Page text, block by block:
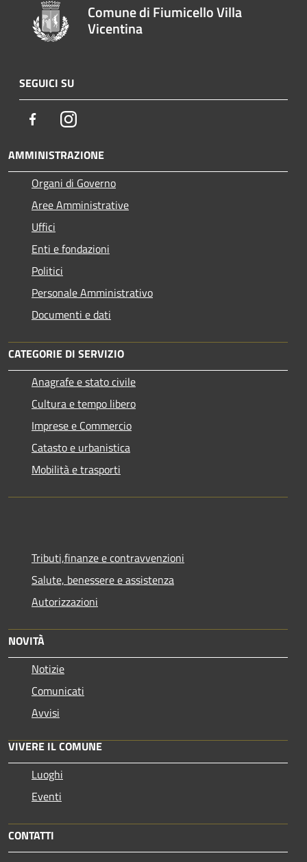
Comune di Fiumicello Villa
Vicentina
SEGUICI SU
FacebookInstagram
AMMINISTRAZIONE
Organi di Governo
Aree Amministrative
Uffici
Enti e fondazioni
Politici
Personale Amministrativo
Documenti e dati
CATEGORIE DI SERVIZIO
Anagrafe e stato civile
Cultura e tempo libero
Imprese e Commercio
Catasto e urbanistica
Mobilità e trasporti
Tributi,finanze e contravvenzioni
Salute, benessere e assistenza
Autorizzazioni
NOVITÀ
Notizie
Comunicati
Avvisi
VIVERE IL COMUNE
Luoghi
Eventi
CONTATTI